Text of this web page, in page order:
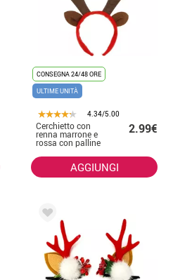
CONSEGNA 24/48 ORE
ULTIME UNITÀ
4.34/5.00
Cerchietto con
renna marrone e
rossa con palline
2.99€
AGGIUNGI